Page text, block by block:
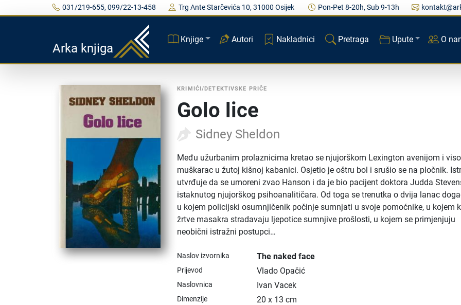
031/219-655, 099/22-13-458 Trg Ante Starčevića 10, 31000 Osijek Pon-Pet 8-20h, Sub 9-13h
Arka knjiga
Knjige Autori Nakladnici Pretraga Upute O
KRIMIĆI/DETEKTIVSKE PRIČE
Golo lice
Sidney Sheldon
Među užurbanim prolaznicima kretao se njujorškom Lexington avenijom i
muškarac u žutoj kišnoj kabanici. Osjetio je oštru bol i srušio se na pločnik.
utvrđuje da se umoreni zvao Hanson i da je bio pacijent doktora Judda
istaknutog njujorškog psihoanalitičara. Od toga se trenutka o dvija lanac
u kojem policijski osumnjičenik počinje sumnjati u svoje pomoćnike, u kojem
žrtve masakra stradavaju ljepotice sumnjive prošlosti, u kojem se primjenjuju
neobični istražni postupci…
Naslov izvornika The naked face
Prijevod Vlado Opačić
Naslovnica Ivan Vacek
Dimenzije 20 x 13 cm